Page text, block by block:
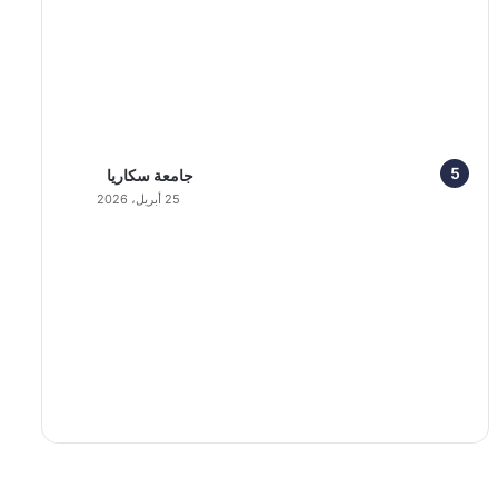
جامعة سكاريا
25 أبريل، 2026